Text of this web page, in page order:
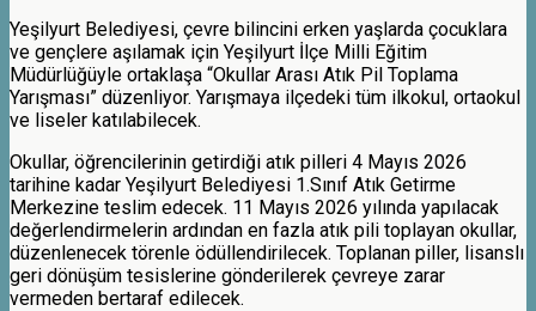
Yeşilyurt Belediyesi, çevre bilincini erken yaşlarda çocuklara
ve gençlere aşılamak için Yeşilyurt İlçe Milli Eğitim
Müdürlüğüyle ortaklaşa “Okullar Arası Atık Pil Toplama
Yarışması” düzenliyor. Yarışmaya ilçedeki tüm ilkokul, ortaokul
ve liseler katılabilecek.
Okullar, öğrencilerinin getirdiği atık pilleri 4 Mayıs 2026
tarihine kadar Yeşilyurt Belediyesi 1.Sınıf Atık Getirme
Merkezine teslim edecek. 11 Mayıs 2026 yılında yapılacak
değerlendirmelerin ardından en fazla atık pili toplayan okullar,
düzenlenecek törenle ödüllendirilecek. Toplanan piller, lisanslı
geri dönüşüm tesislerine gönderilerek çevreye zarar
vermeden bertaraf edilecek.